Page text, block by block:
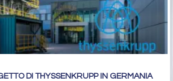
DI THYSSENKRUPP IN GERMANIA